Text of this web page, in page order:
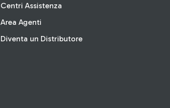
Centri Assistenza
Area Agenti
Diventa un Distributore